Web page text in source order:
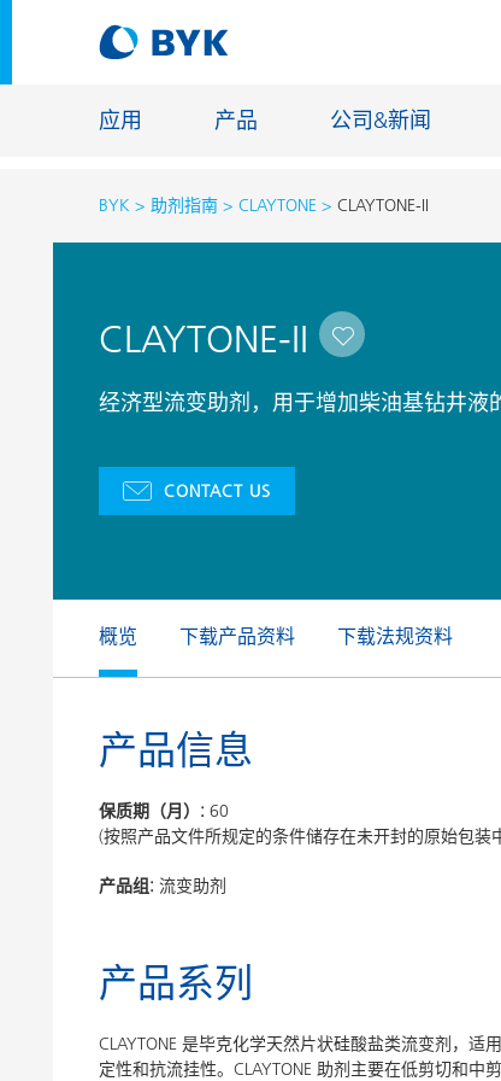
应用 产品 公司&新闻
按应用推荐产品
胶粘剂和密封胶
建筑涂料
汽车修补漆
罐头涂料
卷材涂料
玻纤
BYK 助剂指南 CLAYTONE CLAYTONE-II
CLAYTONE-II
经济型流变助剂，用于增加柴油基钻井液
CONTACT US
概览 下载产品资料 下载法规资料
产品信息
保质期（月）: 60
(按照产品文件所规定的条件储存在未开封的原始包装
产品组: 流变助剂
产品系列
CLAYTONE 是毕克化学天然片状硅酸盐类流变剂，
定性和抗流挂性。CLAYTONE 助剂主要在低剪切和